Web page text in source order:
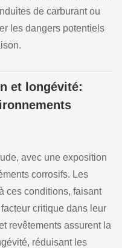
de carburant ou
les dangers potentiels
et longévité:
avec une exposition
corrosifs. Les
ces conditions, faisant
critique dans leur
revêtements assurent la
réduisant les